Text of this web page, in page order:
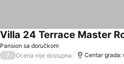
Pansion sa doručkom
Pogledaj cene
/ Ocena nije dostupna Centar grada: